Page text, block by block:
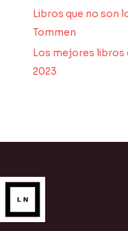
Libros que no son
Tommen
Los mejores libros
2023